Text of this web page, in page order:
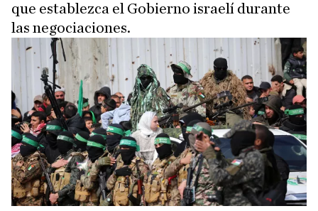
que establezca el Gobierno israelí durante
las negociaciones.